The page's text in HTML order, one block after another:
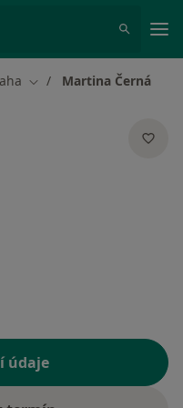
Změna města
Martina Černá
údaje